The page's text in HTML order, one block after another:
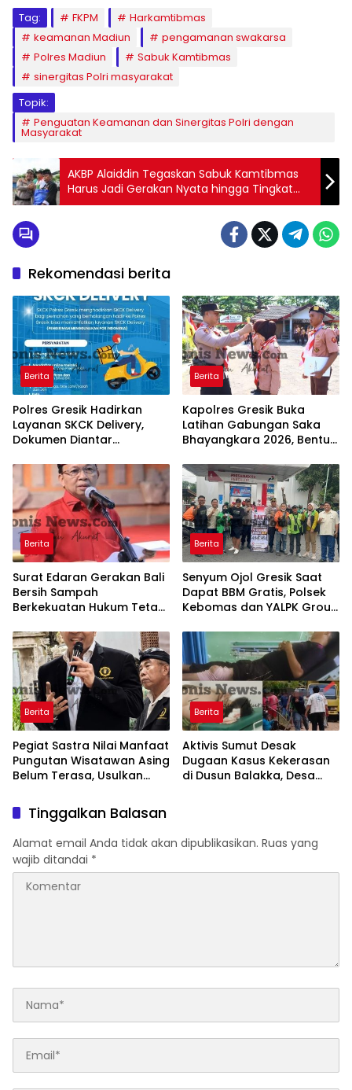
Tag: FKPM
Harkamtibmas
keamanan Madiun
pengamanan swakarsa
Polres Madiun
Sabuk Kamtibmas
sinergitas Polri masyarakat
Topik:
Penguatan Keamanan dan Sinergitas Polri dengan
Masyarakat
AKBP Alaiddin Tegaskan Sabuk Kamtibmas
Harus Jadi Gerakan Nyata hingga Tingkat
Desa
Rekomendasi berita
Berita
Polres Gresik Hadirkan
Layanan SKCK Delivery,
Dokumen Diantar
Pemohon
Berita
Kapolres Gresik Buka
Latihan Gabungan Saka
Bhayangkara 2026, Bentuk
Berkarakter dan Peduli
Kamtibmas
Berita
Surat Edaran Gerakan Bali
Bersih Sampah
Berkekuatan Hukum Tetap,
PTUN dan Banding
Berita
Senyum Ojol Gresik Saat
Dapat BBM Gratis, Polsek
Kebomas dan YALPK Group
Berita
Pegiat Sastra Nilai Manfaat
Pungutan Wisatawan Asing
Belum Terasa, Usulkan
Digital Dana PWA
Berita
Aktivis Sumut Desak
Dugaan Kasus Kekerasan
di Dusun Balakka, Desa
Tinggalkan Balasan
Alamat email Anda tidak akan dipublikasikan. Ruas yang
wajib ditandai *